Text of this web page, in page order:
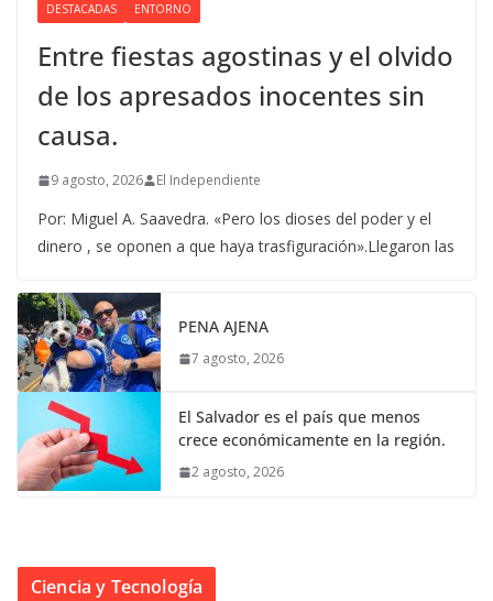
DESTACADAS ENTORNO
Entre fiestas agostinas y el olvido
de los apresados inocentes sin
causa.
9 agosto, 2026 El Independiente
Por: Miguel A. Saavedra. «Pero los dioses del poder y el
dinero , se oponen a que haya trasfiguración».Llegaron las
PENA AJENA
7 agosto, 2026
El Salvador es el país que menos
crece económicamente en la región.
2 agosto, 2026
Ciencia y Tecnología